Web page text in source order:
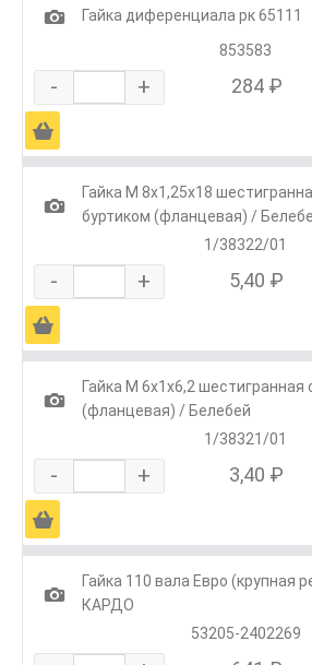
1
Гайка диференциала рк 65111
853583
- + 284 ₽
Ä
1
Гайка М 8х1,25х18
буртиком (фланцевая) /
1/38322/01
- + 5,40 ₽
Ä
1
Гайка М 6х1х6,2 шестигранная
(фланцевая) / Белебей
1/38321/01
- + 3,40 ₽
Ä
1
Гайка 110 вала Евро (крупная
КАРДО
53205-2402269